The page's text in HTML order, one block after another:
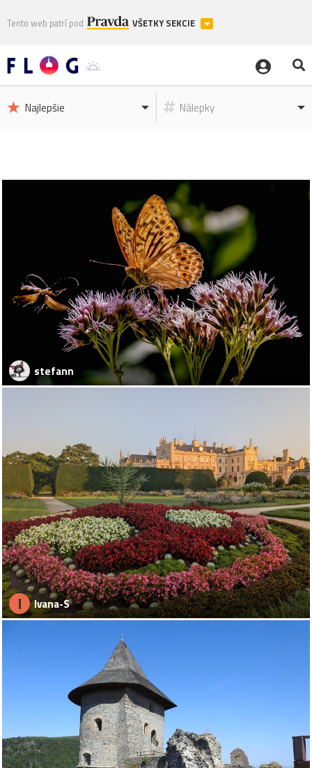
Tento web patrí pod VŠETKY SEKCIE
Najlepšie Nálepky
stefann
I Ivana-S